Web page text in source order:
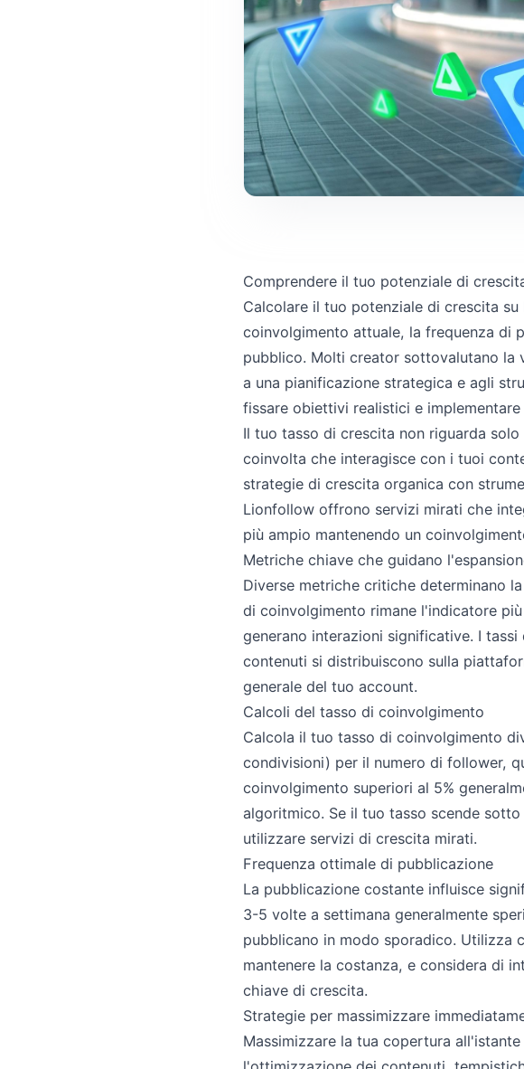
Comprendere il tuo potenziale di
Calcolare il tuo potenziale di crescita
coinvolgimento attuale, la frequenza di
pubblico. Molti creator sottovalutano la
a una pianificazione strategica e agli
fissare obiettivi realistici e
Il tuo tasso di crescita non riguarda
coinvolta che interagisce con i tuoi
strategie di crescita organica con
Lionfollow offrono servizi mirati che
più ampio mantenendo un
Metriche chiave che guidano
Diverse metriche critiche determinano
di coinvolgimento rimane l'indicatore
generano interazioni significative. I
contenuti si distribuiscono sulla
generale del tuo account.
Calcoli del tasso di coinvolgimento
Calcola il tuo tasso di coinvolgimento
condivisioni) per il numero di follower,
coinvolgimento superiori al 5%
algoritmico. Se il tuo tasso scende
utilizzare servizi di crescita mirati.
Frequenza ottimale di pubblicazione
La pubblicazione costante influisce
3-5 volte a settimana generalmente
pubblicano in modo sporadico. Utilizza
mantenere la costanza, e considera di
chiave di crescita.
Strategie per massimizzare
Massimizzare la tua copertura